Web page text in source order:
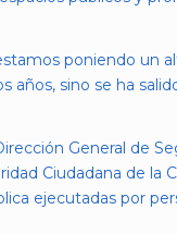
poniendo un
años, sino se ha
General de
Ciudadana de la
ejecutadas por